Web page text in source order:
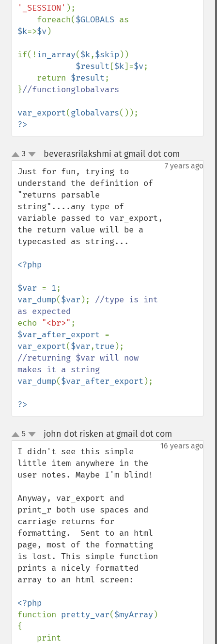
'_SESSION' );
    foreach(
$GLOBALS
$k=>$v)
if(! in_array($k,$skip ))
$result [$k]=$v;
    return
$result;
}//functionglobalvars
var_export(globalvars
?>
up
down
3 beverasrilakshmi at gmail dot com
7 years ago
Just for fun, trying to
understand the definition of
"returns parsable
string"....any type of
variable passed to var_export,
the return value will be a
typecasted as string...
<?php
$var = 1
var_dump($var ); //type is int
echo "<br>"
$var_after_export
var_export($var,true
//returning $var will now
var_dump($var_after_export );
?>
up
down
5 john dot risken at gmail dot com
16 years ago
I didn't see this simple
little item anywhere in the
user notes. Maybe I'm blind!
Anyway, var_export and
print_r both use spaces and
carriage returns for
formatting.  Sent to an html
page, most of the formatting
is lost. This simple function
prints a nicely formatted
array to an html screen:
function pretty_var($myArray )
{